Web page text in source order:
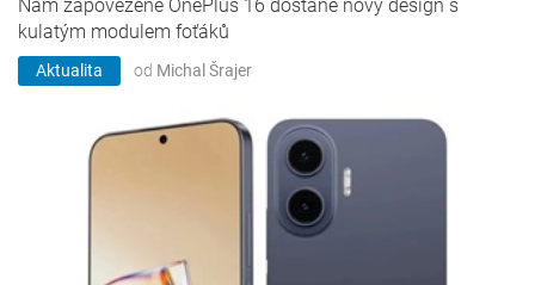
Nám zapovězené OnePlus 16 dostane nový design s
kulatým modulem foťáků
Aktualita od Michal Šrajer